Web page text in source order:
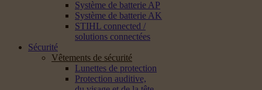
Système de batterie AP
Système de batterie AK
STIHL connected /
solutions connectées
Sécurité
Vêtements de sécurité
Lunettes de protection
Protection auditive,